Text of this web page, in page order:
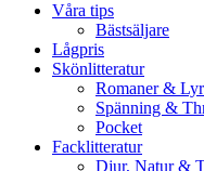
Våra tips
Bästsäljare
Lågpris
Skönlitteratur
Romaner &
Spänning &
Pocket
Facklitteratur
Djur, Natur &